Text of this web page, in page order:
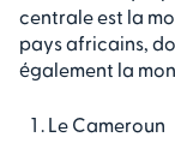
centrale est la
pays africains,
également la
Le Cameroun